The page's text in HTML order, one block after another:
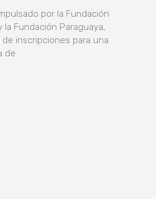
por la Fundación
Fundación Paraguaya,
inscripciones para una
de